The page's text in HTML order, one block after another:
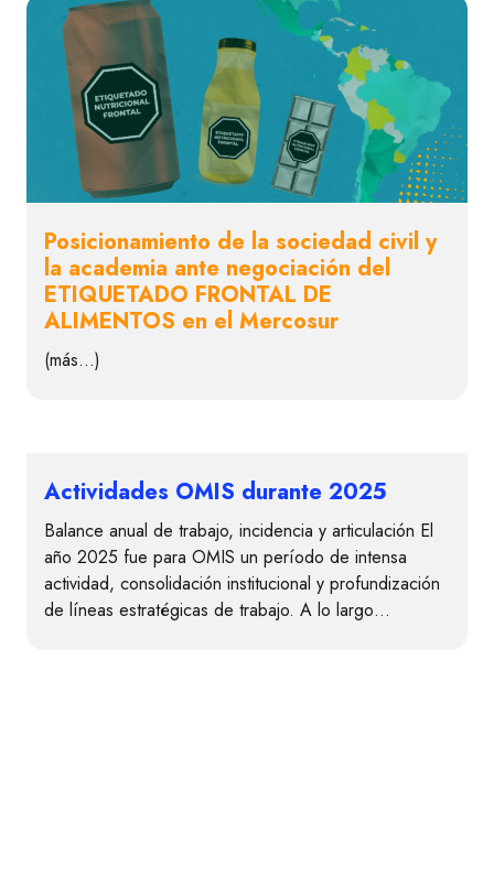
Posicionamiento de la sociedad civil y
la academia ante negociación del
ETIQUETADO FRONTAL DE
ALIMENTOS en el Mercosur
(más…)
Actividades OMIS durante 2025
Balance anual de trabajo, incidencia y articulación El
año 2025 fue para OMIS un período de intensa
actividad, consolidación institucional y profundización
de líneas estratégicas de trabajo. A lo largo…